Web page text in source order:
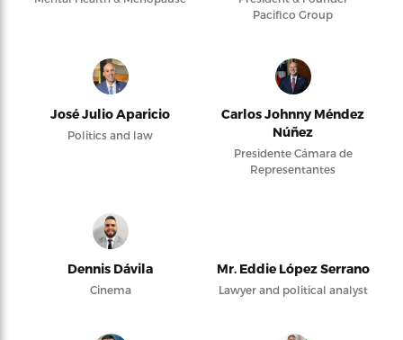
Pacifico Group
José Julio Aparicio
Politics and law
Carlos Johnny Méndez
Núñez
Presidente Cámara de
Representantes
Dennis Dávila
Cinema
Mr. Eddie López Serrano
Lawyer and political analyst